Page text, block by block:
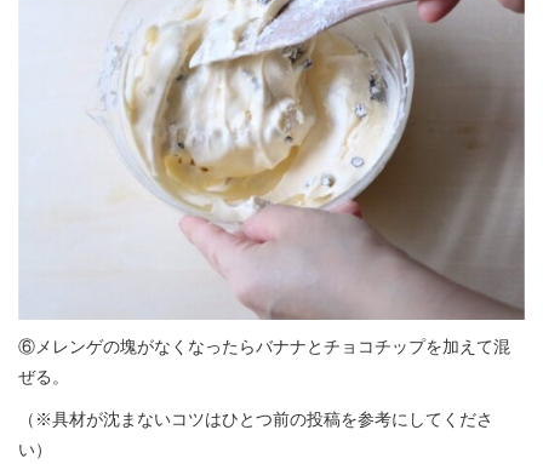
⑥メレンゲの塊がなくなったらバナナとチョコチップを加えて混
ぜる。
（※具材が沈まないコツはひとつ前の投稿を参考にしてくださ
い）